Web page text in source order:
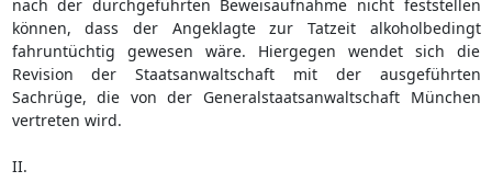
nach der durchgeführten Beweisaufnahme nicht feststellen
können, dass der Angeklagte zur Tatzeit alkoholbedingt
fahruntüchtig gewesen wäre. Hiergegen wendet sich die
Revision der Staatsanwaltschaft mit der ausgeführten
Sachrüge, die von der Generalstaatsanwaltschaft München
vertreten wird.
II.